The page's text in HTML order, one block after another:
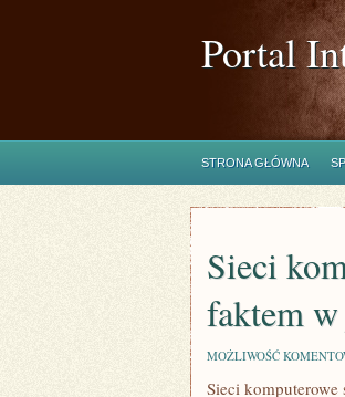
Portal
STRONA GŁÓWNA
Sieci
faktem
MOŻLIWOŚĆ
Sieci komputerowe